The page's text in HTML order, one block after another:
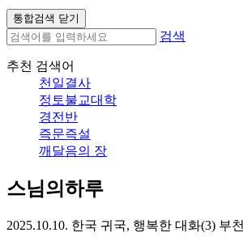
통합검색 닫기
검색
추천 검색어
천일결사
정토불교대학
경전반
즉문즉설
깨달음의 장
스님의하루
2025.10.10. 한국 귀국, 행복한 대화(3) 부천